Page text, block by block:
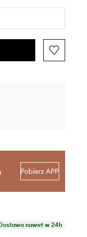
Pobierz APP
nawet w 24h